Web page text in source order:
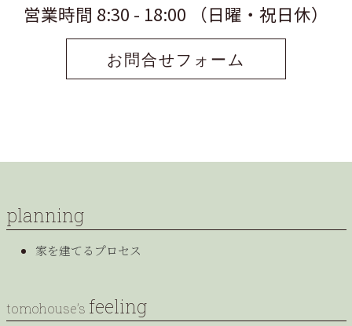
営業時間 8:30 - 18:00 （日曜・祝日休）
お問合せフォーム
planning
家を建てるプロセス
tomohouse’s feeling